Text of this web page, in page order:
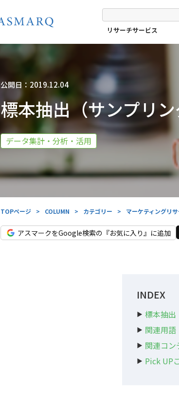
リサーチサービス
公開日：2019.12.04
標本抽出（サンプリ
データ集計・分析・活用
TOPページ > COLUMN > カテゴリー > マーケティングリ
アスマークをGoogle検索の『お気に入り』に追加
INDEX
標本抽出
関連用語
関連コン
Pick UP